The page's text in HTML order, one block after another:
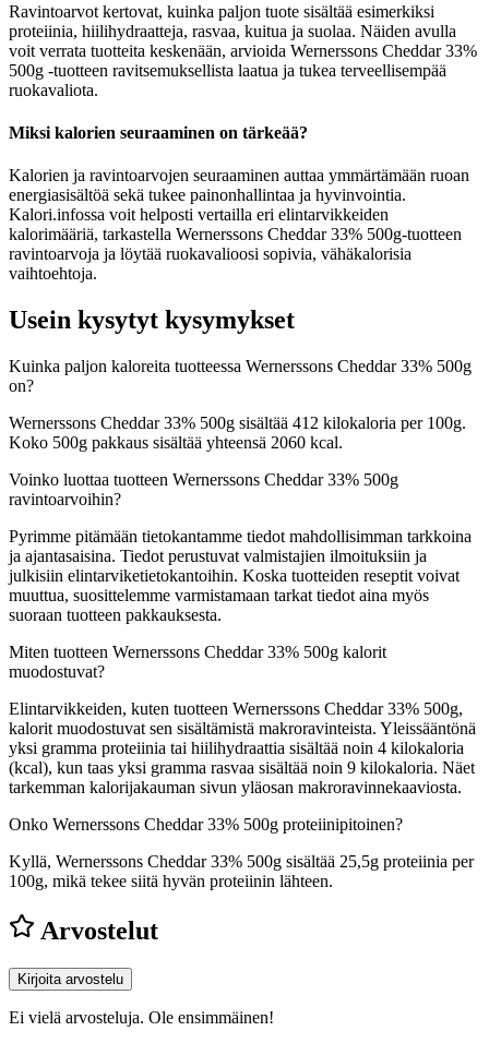
Ravintoarvot kertovat, kuinka paljon tuote sisältää esimerkiksi
proteiinia, hiilihydraatteja, rasvaa, kuitua ja suolaa. Näiden avulla
voit verrata tuotteita keskenään, arvioida Wernerssons Cheddar 33%
500g -tuotteen ravitsemuksellista laatua ja tukea terveellisempää
ruokavaliota.
Miksi kalorien seuraaminen on tärkeää?
Kalorien ja ravintoarvojen seuraaminen auttaa ymmärtämään ruoan
energiasisältöä sekä tukee painonhallintaa ja hyvinvointia.
Kalori.infossa voit helposti vertailla eri elintarvikkeiden
kalorimääriä, tarkastella Wernerssons Cheddar 33% 500g-tuotteen
ravintoarvoja ja löytää ruokavalioosi sopivia, vähäkalorisia
vaihtoehtoja.
Usein kysytyt kysymykset
Kuinka paljon kaloreita tuotteessa Wernerssons Cheddar 33% 500g
on?
Wernerssons Cheddar 33% 500g sisältää 412 kilokaloria per 100g.
Koko 500g pakkaus sisältää yhteensä 2060 kcal.
Voinko luottaa tuotteen Wernerssons Cheddar 33% 500g
ravintoarvoihin?
Pyrimme pitämään tietokantamme tiedot mahdollisimman tarkkoina
ja ajantasaisina. Tiedot perustuvat valmistajien ilmoituksiin ja
julkisiin elintarviketietokantoihin. Koska tuotteiden reseptit voivat
muuttua, suosittelemme varmistamaan tarkat tiedot aina myös
suoraan tuotteen pakkauksesta.
Miten tuotteen Wernerssons Cheddar 33% 500g kalorit
muodostuvat?
Elintarvikkeiden, kuten tuotteen Wernerssons Cheddar 33% 500g,
kalorit muodostuvat sen sisältämistä makroravinteista. Yleissääntönä
yksi gramma proteiinia tai hiilihydraattia sisältää noin 4 kilokaloria
(kcal), kun taas yksi gramma rasvaa sisältää noin 9 kilokaloria. Näet
tarkemman kalorijakauman sivun yläosan makroravinnekaaviosta.
Onko Wernerssons Cheddar 33% 500g proteiinipitoinen?
Kyllä, Wernerssons Cheddar 33% 500g sisältää 25,5g proteiinia per
100g, mikä tekee siitä hyvän proteiinin lähteen.
Arvostelut
Kirjoita arvostelu
Ei vielä arvosteluja. Ole ensimmäinen!